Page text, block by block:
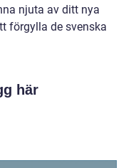
njuta av ditt nya
förgylla de svenska
här